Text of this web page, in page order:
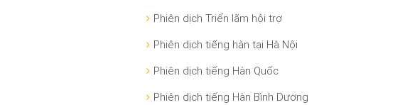
Phiên dịch Triển lãm hội trợ
Phiên dịch tiếng hàn tại Hà Nội
Phiên dịch tiếng Hàn Quốc
Phiên dịch tiếng Hàn Bình Dương